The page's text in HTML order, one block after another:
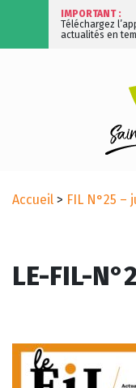
IMPORTANT :
Téléchargez
actualités en
Accueil > FIL N°25 –
LE-FIL-